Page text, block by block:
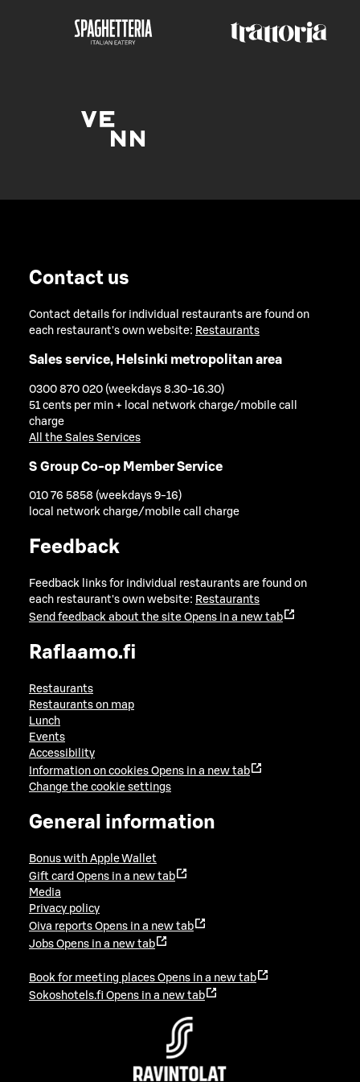
Contact us
Contact details for individual restaurants are found on
each restaurant's own website: Restaurants
Sales service, Helsinki metropolitan area
0300 870 020 (weekdays 8.30-16.30)
51 cents per min + local network charge/mobile call
charge
All the Sales Services
S Group Co-op Member Service
010 76 5858 (weekdays 9-16)
local network charge/mobile call charge
Feedback
Feedback links for individual restaurants are found on
each restaurant's own website: Restaurants
Send feedback about the site Opens in a new tab
Raflaamo.fi
Restaurants
Restaurants on map
Lunch
Events
Accessibility
Information on cookies Opens in a new tab
Change the cookie settings
General information
Bonus with Apple Wallet
Gift card Opens in a new tab
Media
Privacy policy
Oiva reports Opens in a new tab
Jobs Opens in a new tab
Book for meeting places Opens in a new tab
Sokoshotels.fi Opens in a new tab